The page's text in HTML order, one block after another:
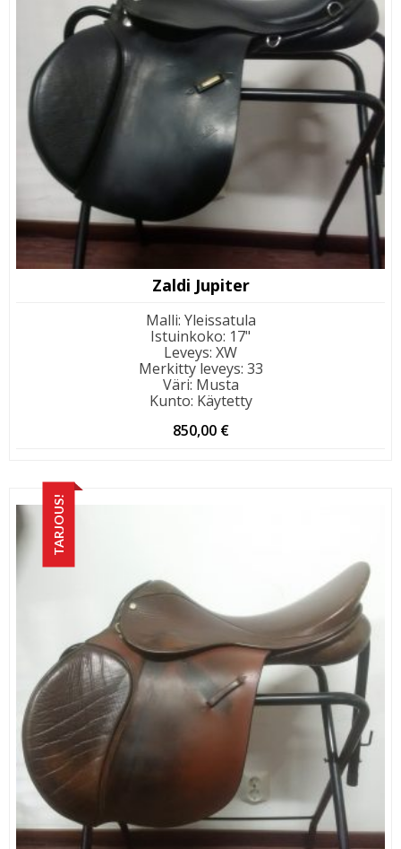
Zaldi Jupiter
Malli: Yleissatula
Istuinkoko: 17"
Leveys: XW
Merkitty leveys: 33
Väri: Musta
Kunto: Käytetty
850,00 €
TARJOUS!